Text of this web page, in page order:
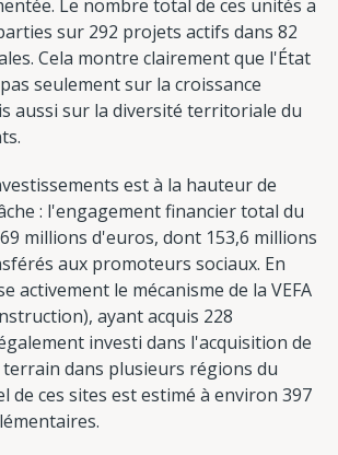
Le nombre total de ces unités a
sur 292 projets actifs dans 82
Cela montre clairement que l'État
seulement sur la croissance
aussi sur la diversité territoriale du
est à la hauteur de
: l'engagement financier total du
millions d'euros, dont 153,6 millions
aux promoteurs sociaux. En
activement le mécanisme de la VEFA
ayant acquis 228
investi dans l'acquisition de
terrain dans plusieurs régions du
de ces sites est estimé à environ 397